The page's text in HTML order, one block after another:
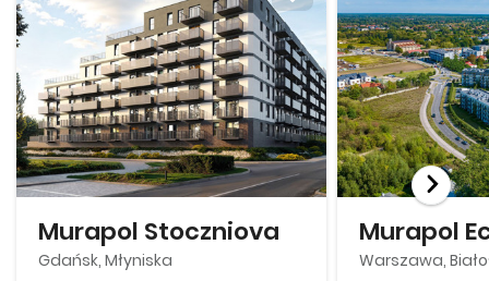
Murapol Stoczniova
Gdańsk, Młyniska
Murapol
Warszawa,